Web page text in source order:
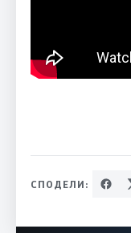
СПОДЕЛИ: